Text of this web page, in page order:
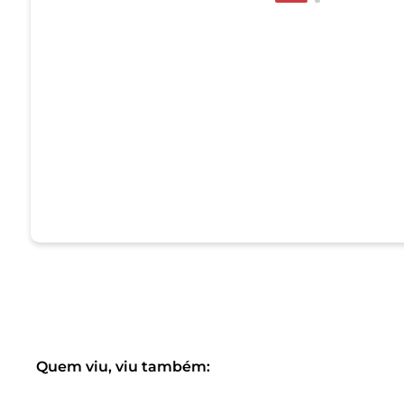
Quem viu, viu também: